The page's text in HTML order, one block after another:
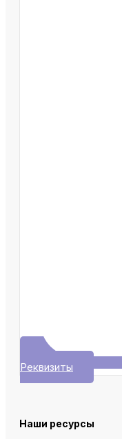
Реквизиты
Наши ресурсы